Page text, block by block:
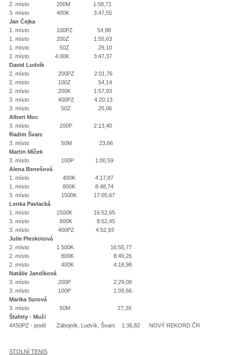
2. místo 200M 1:58,71
3. místo 400K 3:47,55
Jan Čejka
1. místo 100PZ 54,98
1. místo 200Z 1:55,63
1. místo 50Z 29,10
2. místo 4 00K 3:47,37
David Ludvík
2. místo 200PZ 2:01,76
2. místo 100Z 54,14
2. místo 200K 1:57,93
3. místo 400PZ 4:20,13
3. místo 50Z 25,06
Albert Moc
3. místo 200P 2:13,40
Radim Švarc
3. místo 50M 23,66
Martin Míček
3. místo 100P 1:00,59
Alena Benešová
1. místo 400K 4:17,87
1. místo 800K 8:48,74
3. místo 1500K 17:05,67
Lenka Pavlacká
1. místo 1500K 16.52,65
3. místo 800K 8:52,45
3. místo 400PZ 4:52,93
Julie Pleskotová
2. místo 1 500K 16:55,77
2. místo 800K 8:49,26
2. místo 400K 4:18,98
Natálie Jandíková
3. místo 200P 2:29,08
3. místo 100P 1:09,66
Marika Surová
3. místo 50M 27,39
Štafety - Muži
4X50PZ - podíl Zábojník, Ludvík, Švarc 1:36,82 NOVÝ REKORD ČR
STOLNÍ TENIS